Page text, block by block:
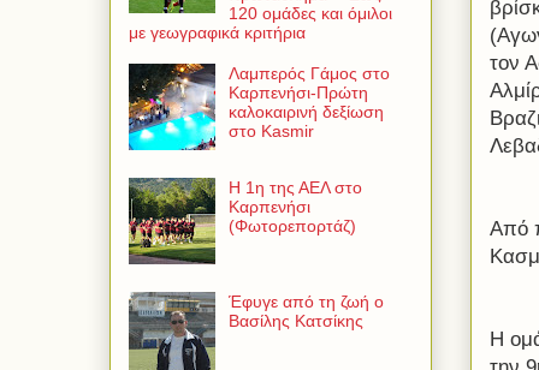
τον
Από
Η
120 ομάδες και όμιλοι
με γεωγραφικά κριτήρια
Λαμπερός Γάμος στο
Καρπενήσι-Πρώτη
καλοκαιρινή δεξίωση
στο Kasmir
Η 1η της ΑΕΛ στο
Καρπενήσι
(Φωτορεπορτάζ)
Έφυγε από τη ζωή ο
Βασίλης Κατσίκης